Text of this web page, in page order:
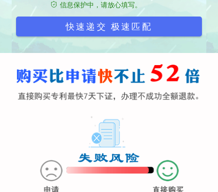
信息保护中，请放心填写。
快速递交 极速匹配